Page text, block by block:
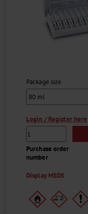
Package size
Login / Register here
Purchase order
number
Display MSDS